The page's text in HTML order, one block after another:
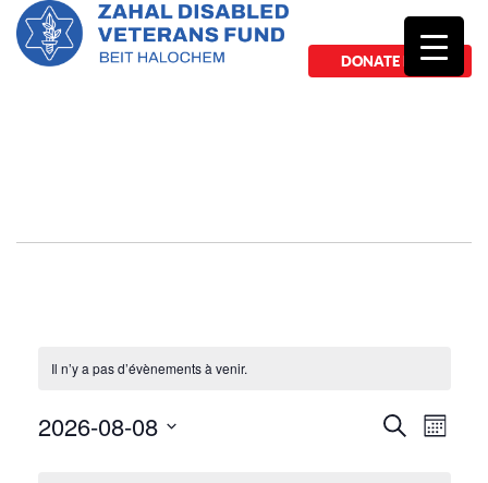
DONATE NOW
Il n’y a pas d’évènements à venir.
Recherche
Mois
2026-08-08